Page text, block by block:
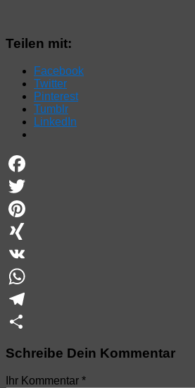
Teilen mit:
Facebook
Twitter
Pinterest
Tumblr
LinkedIn
Facebook
Twitter
Pinterest
XING
VK
WhatsApp
Telegram
Schreibe Dein Kommentar
Ihr Kommentar *